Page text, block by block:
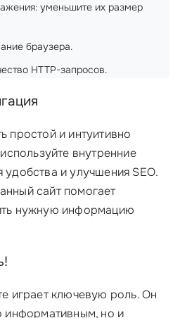
уменьшите их размер
браузера.
HTTP-запросов.
простой и интуитивно
внутренние
и улучшения SEO.
сайт помогает
нужную информацию
играет ключевую роль. Он
информативным, но и